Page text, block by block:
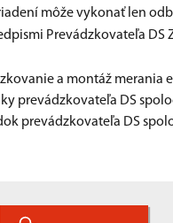
môže vykonať len
Prevádzkovateľa DS
a montáž merania
prevádzkovateľa DS
prevádzkovateľa DS